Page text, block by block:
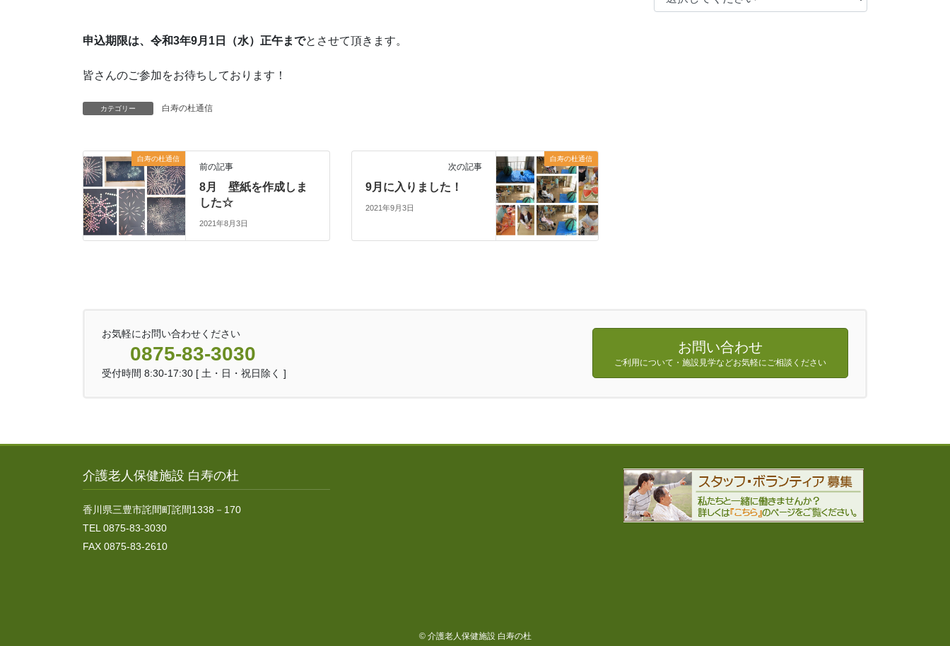
申込期限は、令和3年9月1日（水）正午までとさせて頂きます。
皆さんのご参加をお待ちしております！
カテゴリー 白寿の杜通信
白寿の杜通信
前の記事
8月 壁紙を作成しま
した☆
2021年8月3日
白寿の杜通信
次の記事
9月に入りました！
2021年9月3日
お気軽にお問い合わせください
0875-83-3030
受付時間 8:30-17:30 [ 土・日・祝日除く ]
お問い合わせ
ご利用について・施設見学などお気軽にご相談ください
介護老人保健施設 白寿の杜
香川県三豊市詫間町詫間1338－170
TEL 0875-83-3030
FAX 0875-83-2610
© 介護老人保健施設 白寿の杜